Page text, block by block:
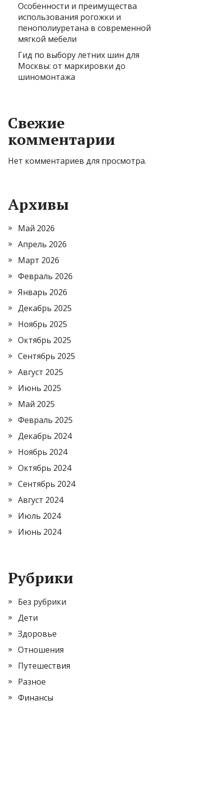
Особенности и преимущества
использования рогожки и
пенополиуретана в современной
мягкой мебели
Гид по выбору летних шин для
Москвы: от маркировки до
шиномонтажа
Свежие
комментарии
Нет комментариев для просмотра.
Архивы
Май 2026
Апрель 2026
Март 2026
Февраль 2026
Январь 2026
Декабрь 2025
Ноябрь 2025
Октябрь 2025
Сентябрь 2025
Август 2025
Июнь 2025
Май 2025
Февраль 2025
Декабрь 2024
Ноябрь 2024
Октябрь 2024
Сентябрь 2024
Август 2024
Июль 2024
Июнь 2024
Рубрики
Без рубрики
Дети
Здоровье
Отношения
Путешествия
Разное
Финансы